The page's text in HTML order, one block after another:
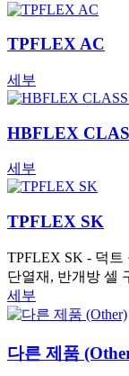
TPFLEX AC
세부
HBFLEX
세부
TPFLEX SK
TPFLEX SK - 덕
단열재, 반개방 셀
세부
다른 제품